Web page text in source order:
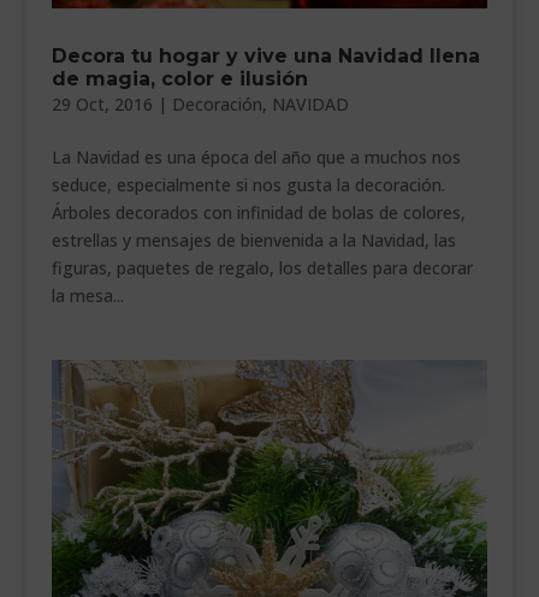
Decora tu hogar y vive una Navidad llena
de magia, color e ilusión
29 Oct, 2016 | Decoración, NAVIDAD
La Navidad es una época del año que a muchos nos
seduce, especialmente si nos gusta la decoración.
Árboles decorados con infinidad de bolas de colores,
estrellas y mensajes de bienvenida a la Navidad, las
figuras, paquetes de regalo, los detalles para decorar
la mesa...